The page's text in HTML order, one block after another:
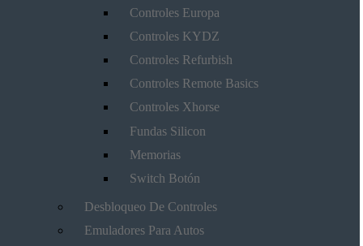
Controles Europa
Controles KYDZ
Controles Refurbish
Controles Remote Basics
Controles Xhorse
Fundas Silicon
Memorias
Switch Botón
Desbloqueo De Controles
Emuladores Para Autos